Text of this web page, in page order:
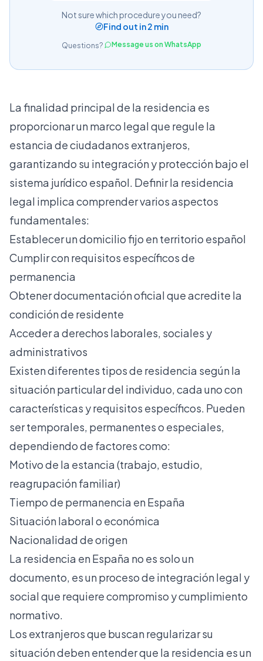
Not sure which procedure you need?
Find out in 2 min
Questions? Message us on WhatsApp
La finalidad principal de la residencia es
proporcionar un marco legal que regule la
estancia de ciudadanos extranjeros,
garantizando su integración y protección bajo el
sistema jurídico español. Definir la residencia
legal implica comprender varios aspectos
fundamentales:
Establecer un domicilio fijo en territorio español
Cumplir con requisitos específicos de
permanencia
Obtener documentación oficial que acredite la
condición de residente
Acceder a derechos laborales, sociales y
administrativos
Existen diferentes tipos de residencia según la
situación particular del individuo, cada uno con
características y requisitos específicos. Pueden
ser temporales, permanentes o especiales,
dependiendo de factores como:
Motivo de la estancia (trabajo, estudio,
reagrupación familiar)
Tiempo de permanencia en España
Situación laboral o económica
Nacionalidad de origen
La residencia en España no es solo un
documento, es un proceso de integración legal y
social que requiere compromiso y cumplimiento
normativo.
Los extranjeros que buscan regularizar su
situación deben entender que la residencia es un